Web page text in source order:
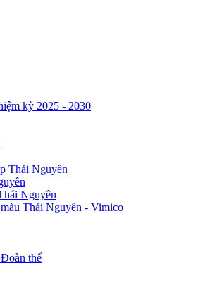
kỳ 2025 - 2030
Thái Nguyên
Nguyên
Thái Nguyên - Vimico
thể